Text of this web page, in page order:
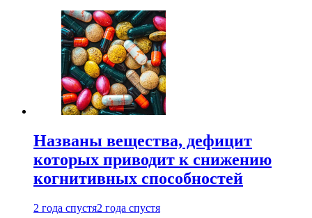
Названы вещества, дефицит
которых приводит к снижению
когнитивных способностей
2 года спустя2 года спустя